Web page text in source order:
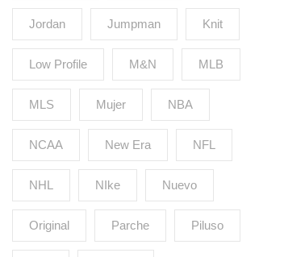
Jordan Jumpman Knit
Low Profile M&N MLB
MLS Mujer NBA
NCAA New Era NFL
NHL NIke Nuevo
Original Parche Piluso